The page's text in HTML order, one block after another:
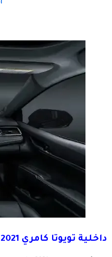
داخلية تويوتا كامري 2021 وقدرة الشحن